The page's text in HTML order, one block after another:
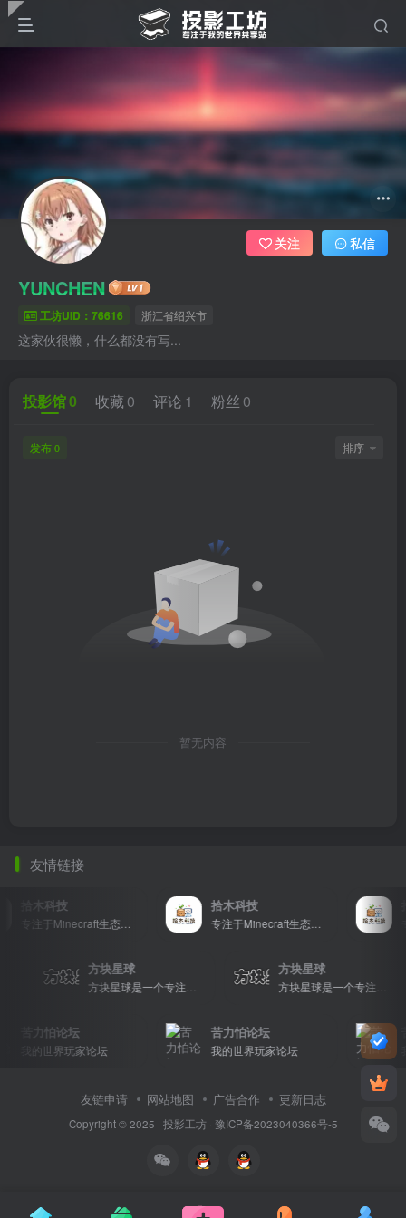
YUNCHEN
工坊UID：76616 浙江省绍兴市
这家伙很懒，什么都没有写...
关注 私信
投影馆0 收藏 0 评论 1 粉丝 0
发布 0 排序
暂无内容
友情链接
拾木科技
专注于Minecraft生态建设
拾木科技
专注于Minecraft生态建设
方块星球
方块星球是一个专注于我的世界的中文论坛，提供丰富的资源分享、玩家交流和创意展示，包括地图、皮肤、数据包等内容，打造Minecraft玩家的专属社区乐园！
方块星球
方块星球是一个专注于我的世界的中文论坛，提供丰富的资源分享、玩家交流和创意展示，包括地图、皮肤、数据包等内容，打造Minecraft玩家的专属社区乐园！
苦力怕论坛
我的世界玩家论坛
苦力怕论坛
我的世界玩家论坛
友链申请 网站地图 广告合作 更新日志
Copyright © 2025 · 投影工坊· 豫ICP备2023040366号-5